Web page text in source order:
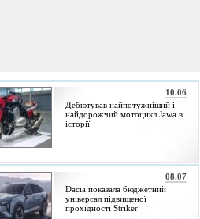
10.06
Дебютував найпотужніший і
найдорожчий мотоцикл Jawa в
історії
08.07
Dacia показала бюджетний
універсал підвищеної
прохідності Striker